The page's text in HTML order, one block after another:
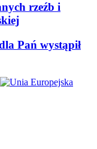
rzeźb i
Pań wystąpił